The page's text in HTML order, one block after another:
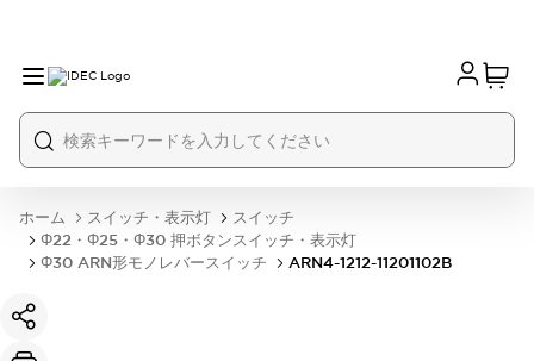
ホーム スイッチ・表示灯
スイッチ
Φ22・Φ25・Φ30 押ボタンスイッチ・表示灯
Φ30 ARN形モノレバースイッチ
ARN4-1212-11201102B